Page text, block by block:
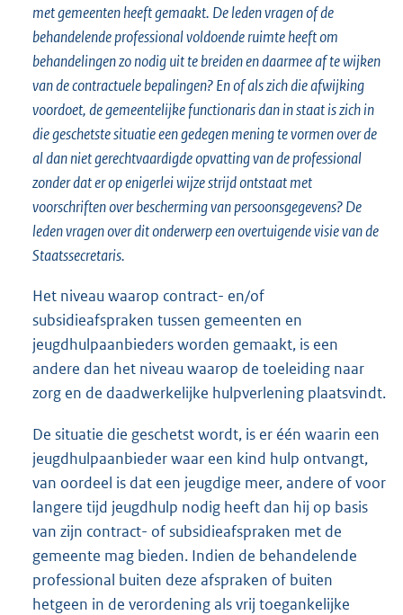
met gemeenten heeft gemaakt. De leden vragen of de
behandelende professional voldoende ruimte heeft om
behandelingen zo nodig uit te breiden en daarmee af te wijken
van de contractuele bepalingen? En of als zich die afwijking
voordoet, de gemeentelijke functionaris dan in staat is zich in
die geschetste situatie een gedegen mening te vormen over de
al dan niet gerechtvaardigde opvatting van de professional
zonder dat er op enigerlei wijze strijd ontstaat met
voorschriften over bescherming van persoonsgegevens? De
leden vragen over dit onderwerp een overtuigende visie van de
Staatssecretaris.
Het niveau waarop contract- en/of
subsidieafspraken tussen gemeenten en
jeugdhulpaanbieders worden gemaakt, is een
andere dan het niveau waarop de toeleiding naar
zorg en de daadwerkelijke hulpverlening plaatsvindt.
De situatie die geschetst wordt, is er één waarin een
jeugdhulpaanbieder waar een kind hulp ontvangt,
van oordeel is dat een jeugdige meer, andere of voor
langere tijd jeugdhulp nodig heeft dan hij op basis
van zijn contract- of subsidieafspraken met de
gemeente mag bieden. Indien de behandelende
professional buiten deze afspraken of buiten
hetgeen in de verordening als vrij toegankelijke